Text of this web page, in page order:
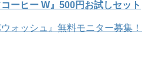
ーヒー W』500円お試しセット
ォッシュ』無料モニター募集！